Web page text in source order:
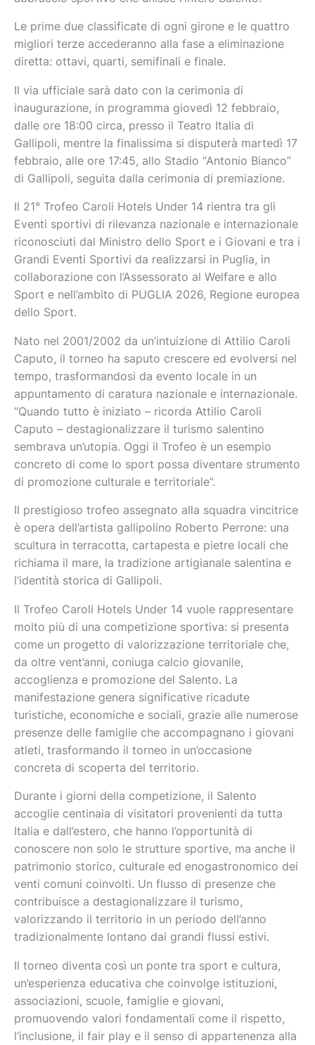
Le prime due classificate di ogni girone e le quattro
migliori terze accederanno alla fase a eliminazione
diretta: ottavi, quarti, semifinali e finale.
Il via ufficiale sarà dato con la cerimonia di
inaugurazione, in programma giovedì 12 febbraio,
dalle ore 18:00 circa, presso il Teatro Italia di
Gallipoli, mentre la finalissima si disputerà martedì 17
febbraio, alle ore 17:45, allo Stadio “Antonio Bianco”
di Gallipoli, seguita dalla cerimonia di premiazione.
Il 21° Trofeo Caroli Hotels Under 14 rientra tra gli
Eventi sportivi di rilevanza nazionale e internazionale
riconosciuti dal Ministro dello Sport e i Giovani e tra i
Grandi Eventi Sportivi da realizzarsi in Puglia, in
collaborazione con l’Assessorato al Welfare e allo
Sport e nell’ambito di PUGLIA 2026, Regione europea
dello Sport.
Nato nel 2001/2002 da un’intuizione di Attilio Caroli
Caputo, il torneo ha saputo crescere ed evolversi nel
tempo, trasformandosi da evento locale in un
appuntamento di caratura nazionale e internazionale.
“Quando tutto è iniziato – ricorda Attilio Caroli
Caputo – destagionalizzare il turismo salentino
sembrava un’utopia. Oggi il Trofeo è un esempio
concreto di come lo sport possa diventare strumento
di promozione culturale e territoriale”.
Il prestigioso trofeo assegnato alla squadra vincitrice
è opera dell’artista gallipolino Roberto Perrone: una
scultura in terracotta, cartapesta e pietre locali che
richiama il mare, la tradizione artigianale salentina e
l’identità storica di Gallipoli.
Il Trofeo Caroli Hotels Under 14 vuole rappresentare
molto più di una competizione sportiva: si presenta
come un progetto di valorizzazione territoriale che,
da oltre vent’anni, coniuga calcio giovanile,
accoglienza e promozione del Salento. La
manifestazione genera significative ricadute
turistiche, economiche e sociali, grazie alle numerose
presenze delle famiglie che accompagnano i giovani
atleti, trasformando il torneo in un’occasione
concreta di scoperta del territorio.
Durante i giorni della competizione, il Salento
accoglie centinaia di visitatori provenienti da tutta
Italia e dall’estero, che hanno l’opportunità di
conoscere non solo le strutture sportive, ma anche il
patrimonio storico, culturale ed enogastronomico dei
venti comuni coinvolti. Un flusso di presenze che
contribuisce a destagionalizzare il turismo,
valorizzando il territorio in un periodo dell’anno
tradizionalmente lontano dai grandi flussi estivi.
Il torneo diventa così un ponte tra sport e cultura,
un’esperienza educativa che coinvolge istituzioni,
associazioni, scuole, famiglie e giovani,
promuovendo valori fondamentali come il rispetto,
l’inclusione, il fair play e il senso di appartenenza alla